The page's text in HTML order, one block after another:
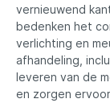
vernieuwend
bedenken het
verlichting en
afhandeling,
leveren van de
en zorgen